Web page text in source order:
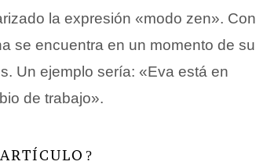
la expresión «modo zen». Con
se encuentra en un momento de su
Un ejemplo sería: «Eva está en
de trabajo».
?